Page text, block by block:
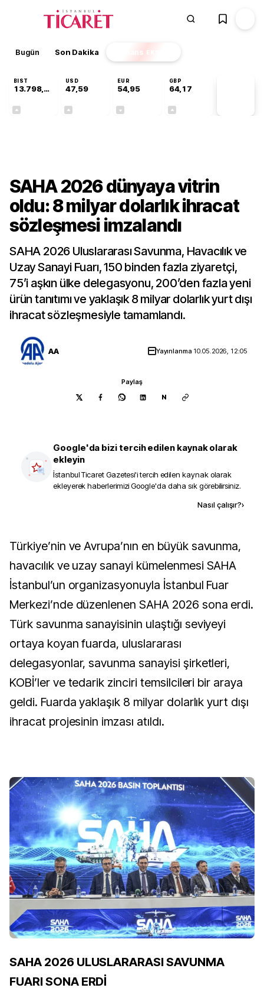
Bugün Son Dakika Finans EKSTRA
BIST
13.798,82
USD
47,59
EUR
54,95
GBP
64,17
SAHA 2026 dünyaya vitrin
oldu: 8 milyar dolarlık ihracat
sözleşmesi imzalandı
SAHA 2026 Uluslararası Savunma, Havacılık ve
Uzay Sanayi Fuarı, 150 binden fazla ziyaretçi,
75’i aşkın ülke delegasyonu, 200’den fazla yeni
ürün tanıtımı ve yaklaşık 8 milyar dolarlık yurt dışı
ihracat sözleşmesiyle tamamlandı.
AA Yayınlanma 10.05.2026, 12:05
Paylaş
N
Google'da bizi tercih edilen kaynak olarak
ekleyin
İstanbul Ticaret Gazetesi'i tercih edilen kaynak olarak
ekleyerek haberlerimizi Google'da daha sık görebilirsiniz.
Nasıl çalışır?›
Türkiye’nin ve Avrupa’nın en büyük savunma,
havacılık ve uzay sanayi kümelenmesi SAHA
İstanbul’un organizasyonuyla İstanbul Fuar
Merkezi’nde düzenlenen SAHA 2026 sona erdi.
Türk savunma sanayisinin ulaştığı seviyeyi
ortaya koyan fuarda, uluslararası
delegasyonlar, savunma sanayisi şirketleri,
KOBİ’ler ve tedarik zinciri temsilcileri bir araya
geldi. Fuarda yaklaşık 8 milyar dolarlık yurt dışı
ihracat projesinin imzası atıldı.
SAHA 2026 ULUSLARARASI SAVUNMA
FUARI SONA ERDİ